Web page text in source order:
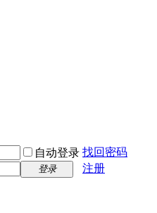
自动登录 找回密码
登录 注册